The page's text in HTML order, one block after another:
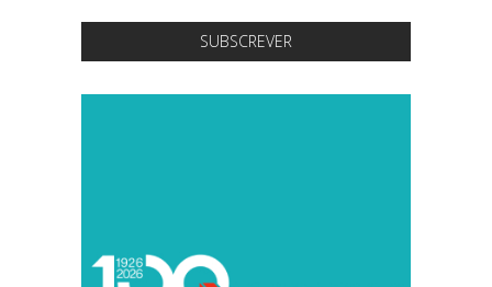
SUBSCREVER